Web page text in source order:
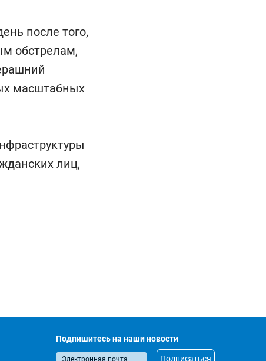
после того,
обстрелам,
масштабных
лиц,
Подпишитесь на наши новости